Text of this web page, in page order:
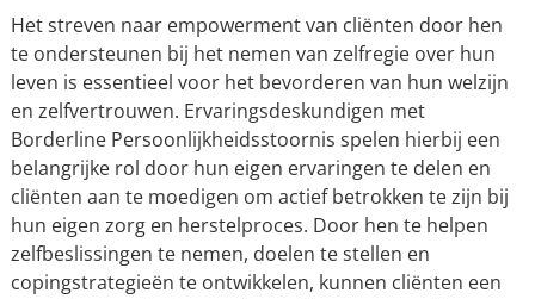
Het streven naar empowerment van cliënten door hen
te ondersteunen bij het nemen van zelfregie over hun
leven is essentieel voor het bevorderen van hun welzijn
en zelfvertrouwen. Ervaringsdeskundigen met
Borderline Persoonlijkheidsstoornis spelen hierbij een
belangrijke rol door hun eigen ervaringen te delen en
cliënten aan te moedigen om actief betrokken te zijn bij
hun eigen zorg en herstelproces. Door hen te helpen
zelfbeslissingen te nemen, doelen te stellen en
copingstrategieën te ontwikkelen, kunnen cliënten een